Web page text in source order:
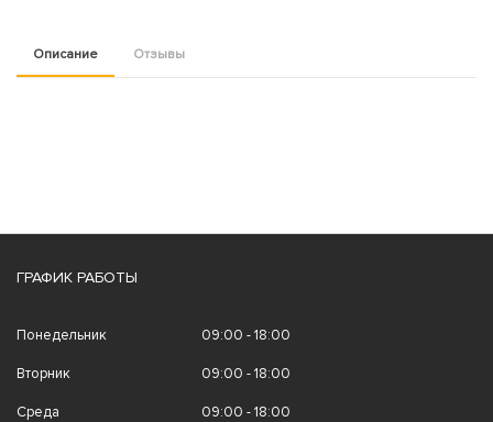
Описание Отзывы
ГРАФИК РАБОТЫ
Понедельник 09:00 - 18:00
Вторник 09:00 - 18:00
Среда 09:00 - 18:00